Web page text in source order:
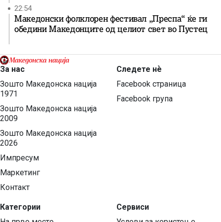
22:54
Македонски фолклорен фестивал „Преспа“ ќе ги
обедини Македонците од целиот свет во Пустец
За нас
Зошто Македонска нација
1971
Зошто Македонска нација
2009
Зошто Македонска нација
2026
Импресум
Маркетинг
Контакт
Категории
Следете нѐ
Facebook страница
Facebook група
Сервиси